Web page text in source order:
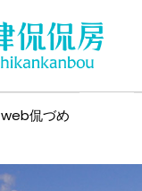
web侃づめ